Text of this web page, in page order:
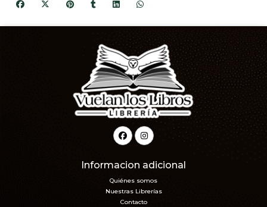
Informacion adicional
Quiénes somos
Nuestras Librerías
Contacto